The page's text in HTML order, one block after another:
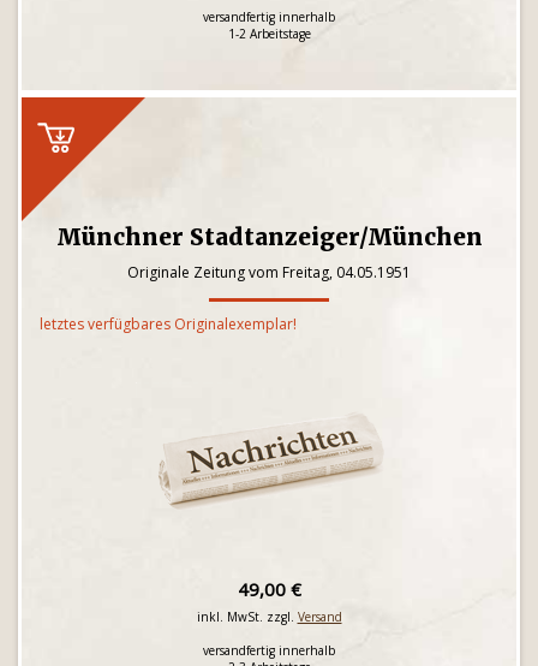
versandfertig innerhalb
1-2 Arbeitstage
Münchner Stadtanzeiger/München
Originale Zeitung vom Freitag, 04.05.1951
letztes verfügbares Originalexemplar!
49,00 €
inkl. MwSt. zzgl. Versand
versandfertig innerhalb